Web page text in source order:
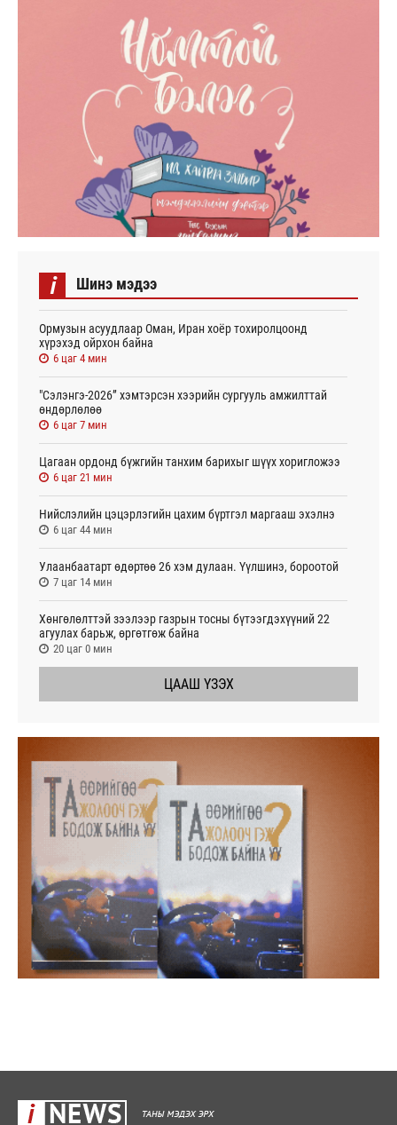
i Шинэ мэдээ
Ормузын асуудлаар Оман, Иран хоёр тохиролцоонд
хүрэхэд ойрхон байна
6 цаг 4 мин
"Сэлэнгэ-2026” хэмтэрсэн хээрийн сургууль амжилттай
өндөрлөлөө
6 цаг 7 мин
Цагаан ордонд бүжгийн танхим барихыг шүүх хоригложээ
6 цаг 21 мин
Нийслэлийн цэцэрлэгийн цахим бүртгэл маргааш эхэлнэ
6 цаг 44 мин
Улаанбаатарт өдөртөө 26 хэм дулаан. Үүлшинэ, бороотой
7 цаг 14 мин
Хөнгөлөлттэй зээлээр газрын тосны бүтээгдэхүүний 22
агуулах барьж, өргөтгөж байна
20 цаг 0 мин
ЦААШ ҮЗЭХ